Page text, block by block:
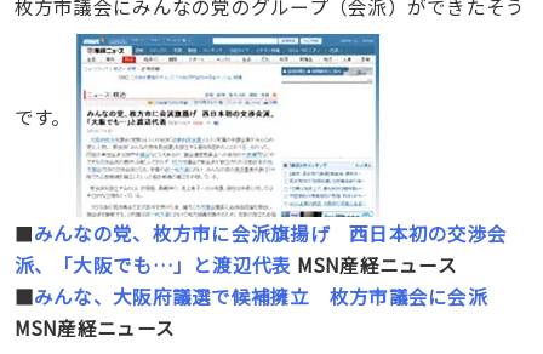
枚方市議会にみんなの党のグループ（会派）ができたそう
です。
■みんなの党、枚方市に会派旗揚げ 西日本初の交渉会
派、「大阪でも…」と渡辺代表 MSN産経ニュース
■みんな、大阪府議選で候補擁立 枚方市議会に会派
MSN産経ニュース